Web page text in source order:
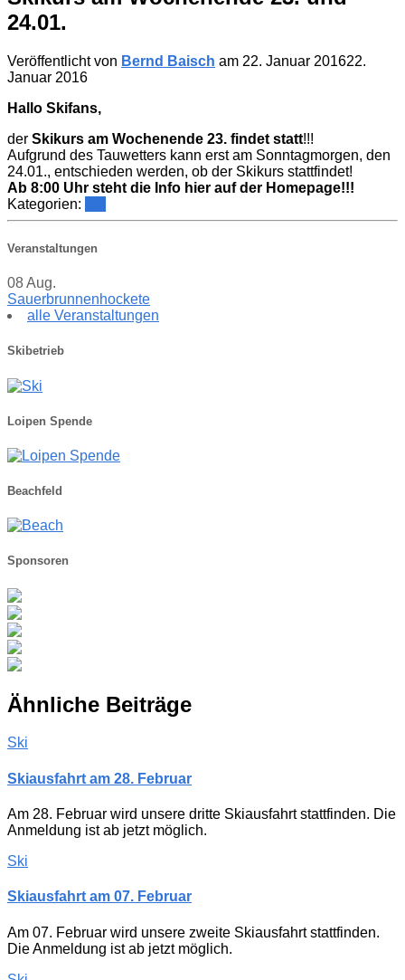
24.01.
Veröffentlicht von Bernd Baisch am 22. Januar 201622.
Januar 2016
Hallo Skifans,
der Skikurs am Wochenende 23. findet statt!!!
Aufgrund des Tauwetters kann erst am Sonntagmorgen, den
24.01., entschieden werden, ob der Skikurs stattfindet!
Ab 8:00 Uhr steht die Info hier auf der Homepage!!!
Kategorien:
Veranstaltungen
08Aug.
Sauerbrunnenhockete
alle Veranstaltungen
Skibetrieb
Loipen Spende
Beachfeld
Sponsoren
Ähnliche Beiträge
Ski
Skiausfahrt am 28. Februar
Am 28. Februar wird unsere dritte Skiausfahrt stattfinden. Die
Anmeldung ist ab jetzt möglich.
Ski
Skiausfahrt am 07. Februar
Am 07. Februar wird unsere zweite Skiausfahrt stattfinden.
Die Anmeldung ist ab jetzt möglich.